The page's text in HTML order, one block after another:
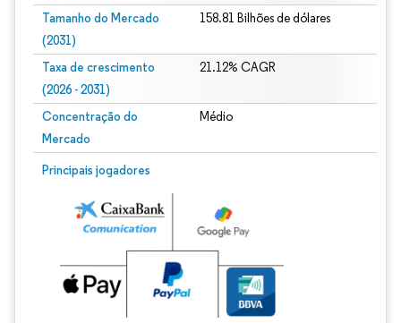
Tamanho do Mercado
(2031)
158.81 Bilhões de dólares
Taxa de crescimento
(2026 - 2031)
21.12% CAGR
Concentração do
Mercado
Médio
Principais jogadores
Imagem © Mordor Intelligence. O reuso requer atribuição conforme CC BY 4.0.